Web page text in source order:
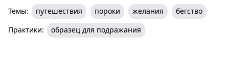
Темы: путешествия пороки желания
бегство
Практики:
образец для подражания